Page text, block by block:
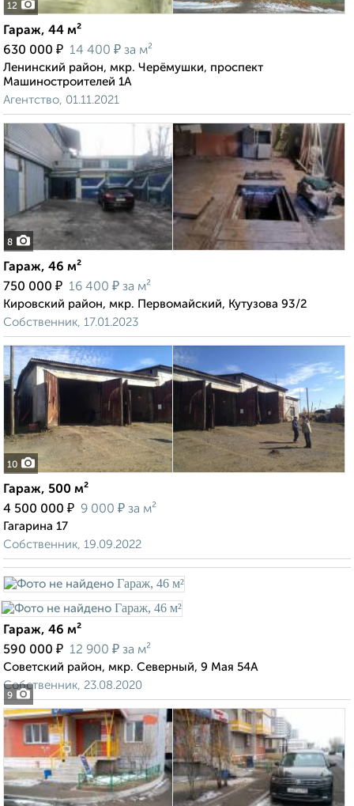
12
Гараж, 44 м²
630 000 ₽ 14 400 ₽ за м²
Ленинский район, мкр. Черёмушки, проспект
Машиностроителей 1А
Агентство, 01.11.2021
8
Гараж, 46 м²
750 000 ₽ 16 400 ₽ за м²
Кировский район, мкр. Первомайский, Кутузова 93/2
Собственник, 17.01.2023
10
Гараж, 500 м²
4 500 000 ₽ 9 000 ₽ за м²
Гагарина 17
Собственник, 19.09.2022
9
Гараж, 46 м²
590 000 ₽ 12 900 ₽ за м²
Советский район, мкр. Северный, 9 Мая 54А
Собственник, 23.08.2020